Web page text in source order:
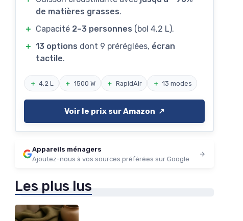
de matières grasses.
＋ Capacité 2–3 personnes (bol 4,2 L).
＋ 13 options dont 9 préréglées, écran
tactile.
＋ 4,2 L ＋ 1500 W ＋ RapidAir ＋ 13 modes
Voir le prix sur Amazon ↗️
Appareils ménagers
Ajoutez-nous à vos sources préférées sur Google
Les plus lus